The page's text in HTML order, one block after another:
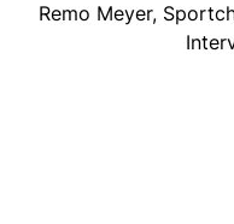
Remo Meyer,